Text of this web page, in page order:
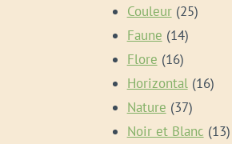
produits
Couleur 2525
Faune 1414
Flore 1616
produits
Horizontal 1616
Nature 3737
produits
Noir et Blanc 1313